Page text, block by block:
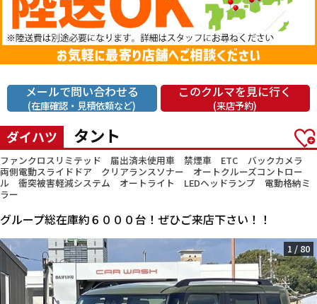
メールで問い合わせる
(在庫確認・見積依頼など)
このクルマを見に行く
(来店予約)
ダイハツ タント
ファンクロスリミテッド 届出済未使用車 禁煙車 ETC バックカメラ
両側電動スライドドア クリアランスソナー オートクルーズコントロー
ル 衝突被害軽減システム オートライト LEDヘッドランプ 電動格納ミ
ラー
グループ総在庫約６０００台！ぜひご来店下さい！！
1 / 80